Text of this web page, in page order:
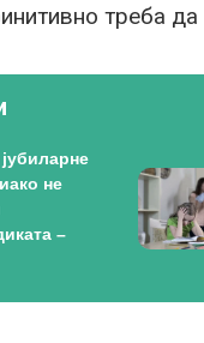
треба
не
–